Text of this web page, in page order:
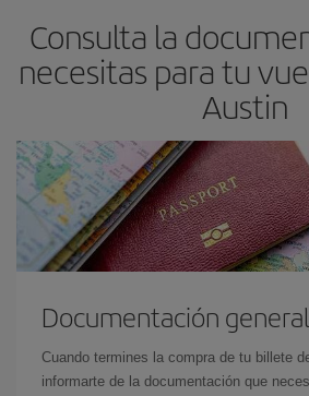
Consulta la
necesitas para tu
Austin
Documentación general
Cuando termines la compra de tu billete
informarte de la documentación que